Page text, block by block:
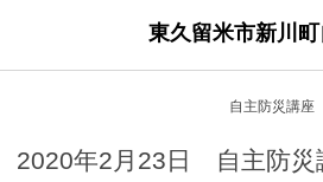
東久留米市新川
自主防災講座
2020年2月23日 自主防災